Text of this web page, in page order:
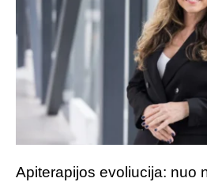
Apiterapijos evoliucija: nuo